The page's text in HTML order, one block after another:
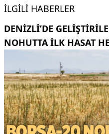
İLGILI HABERLER
DENIZLI’DE
NOHUTTA ILK HASAT